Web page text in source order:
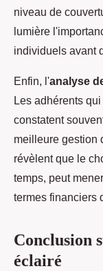
niveau de
lumière
individuels avant
Enfin, l'analyse
Les adhérents
constatent
meilleure gestion
révèlent que le
temps, peut
termes financiers
Conclusion
éclairé